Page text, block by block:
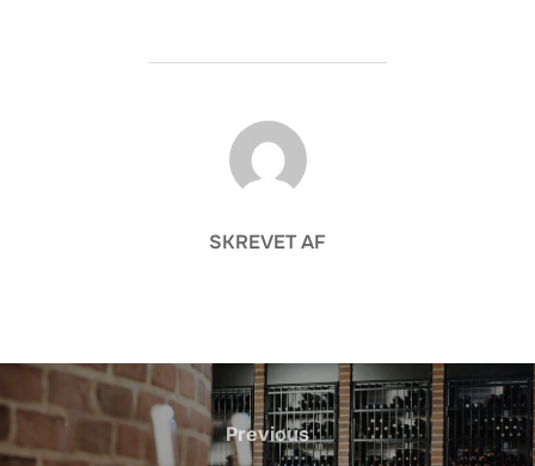
FORFATTER
SKREVET AF
Indlægsnavigation
Previous
Previous